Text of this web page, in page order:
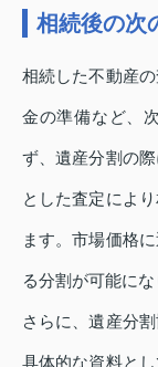
相続後の次
相続した不動産
金の準備など、
ず、遺産分割の
とした査定によ
ます。市場価格
る分割が可能にな
さらに、遺産分
具体的な資料と